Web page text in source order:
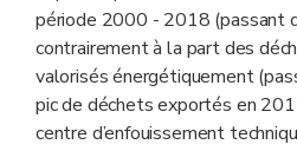
période 2000 - 2018 (passant
contrairement à la part des
valorisés énergétiquement
pic de déchets exportés en
centre d’enfouissement